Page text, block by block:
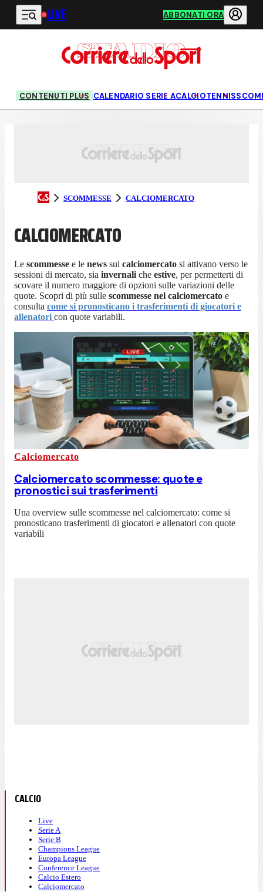
Vai al contenuto principale
LIVE ABBONATI ORA
CONTENUTI PLUS CALENDARIO SERIE ACALCIOTENNIS
SCOMMESSE CALCIOMERCATO
CALCIOMERCATO
Le scommesse e le news sul calciomercato si attivano verso le
sessioni di mercato, sia invernali che estive, per permetterti di
scovare il numero maggiore di opzioni sulle variazioni delle
quote. Scopri di più sulle scommesse nel calciomercato e
consulta come si pronosticano i trasferimenti di giocatori e
allenatori con quote variabili.
Calciomercato
Calciomercato scommesse: quote e
pronostici sui trasferimenti
Una overview sulle scommesse nel calciomercato: come si
pronosticano trasferimenti di giocatori e allenatori con quote
variabili
CALCIO
Live
Serie A
Serie B
Champions League
Europa League
Conference League
Calcio Estero
Calciomercato